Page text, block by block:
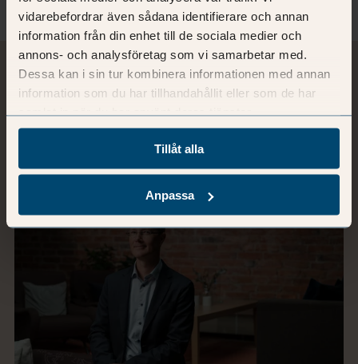
vidarebefordrar även sådana identifierare och annan
information från din enhet till de sociala medier och
annons- och analysföretag som vi samarbetar med.
Dessa kan i sin tur kombinera informationen med annan
information som du har tillhandahållit eller som de har
samlat in när du har använt deras tjänster.
Tillåt alla
Anpassa
Relaterad läsning